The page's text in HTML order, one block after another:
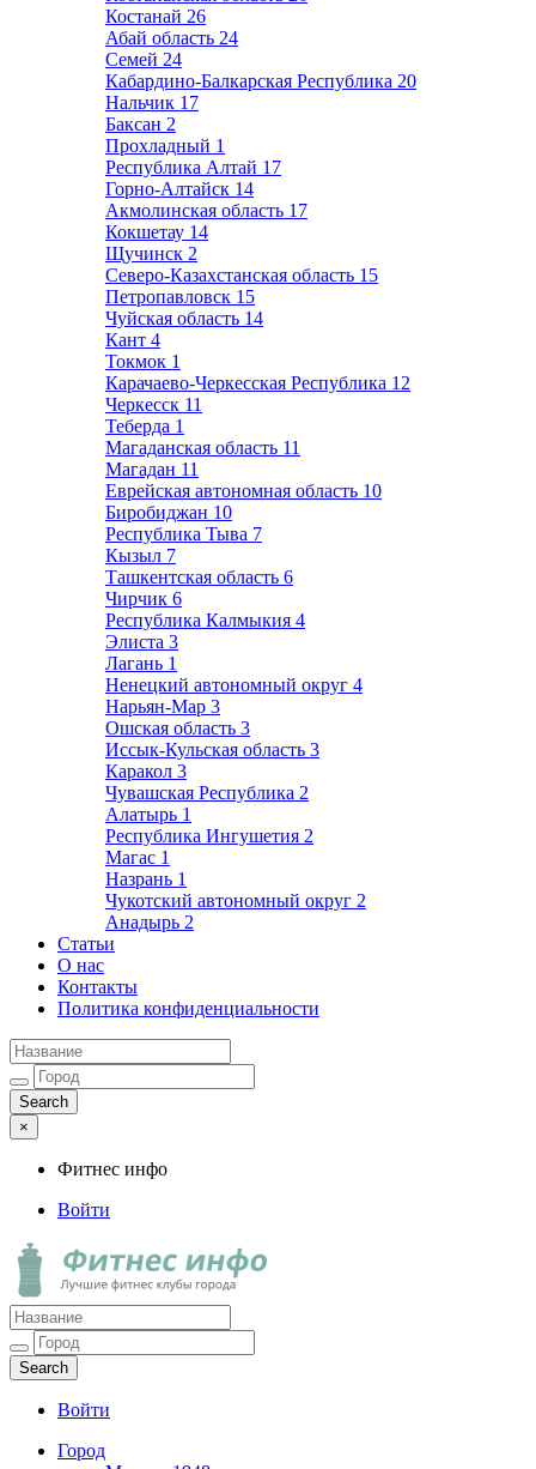
Костанай 26
Абай область 24
Семей 24
Кабардино-Балкарская Республика 20
Нальчик 17
Баксан 2
Прохладный 1
Республика Алтай 17
Горно-Алтайск 14
Акмолинская область 17
Кокшетау 14
Щучинск 2
Северо-Казахстанская область 15
Петропавловск 15
Чуйская область 14
Кант 4
Токмок 1
Карачаево-Черкесская Республика 12
Черкесск 11
Теберда 1
Магаданская область 11
Магадан 11
Еврейская автономная область 10
Биробиджан 10
Республика Тыва 7
Кызыл 7
Ташкентская область 6
Чирчик 6
Республика Калмыкия 4
Элиста 3
Лагань 1
Ненецкий автономный округ 4
Нарьян-Мар 3
Ошская область 3
Иссык-Кульская область 3
Каракол 3
Чувашская Республика 2
Алатырь 1
Республика Ингушетия 2
Магас 1
Назрань 1
Чукотский автономный округ 2
Анадырь 2
Статьи
О нас
Контакты
Политика конфиденциальности
×
Фитнес инфо
Войти
Фитнес инфо
Лучшие фитнес клубы города
Войти
Город